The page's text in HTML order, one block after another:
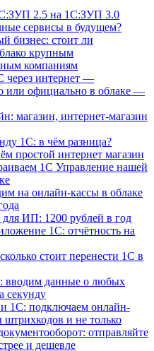
2.5 на 1С:ЗУП 3.0
сервисы в будущем?
бизнес: стоит ли
крупным
компаниям
через интернет —
или официально в облаке —
магазин, интернет-магазин
1С: в чём разница?
простой интернет магазин
1С Управление нашей
на онлайн-кассы в облаке
для ИП: 1200 рублей в год
1С: отчётность на
стоит перенести 1С в
вводим данные о любых
секунду
1С: подключаем онлайн-
штрихкодов и не только
отправляйте
и дешевле